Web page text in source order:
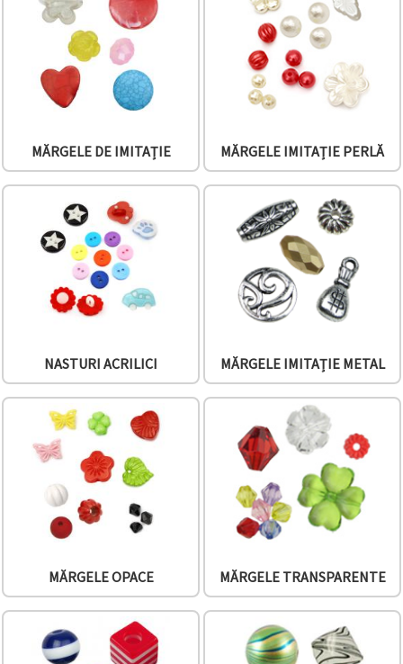
conținut și
inclusiv cu
ajutorul
partenerilor
marketing.
urile făcând
un tip de
cookie -uri
dat și
făcând clic
pe butonul
Аcceptati
toate!
MĂRGELE DE IMITAȚIE MĂRGELE IMITAȚIE PERLĂ
NASTURI ACRILICI MĂRGELE IMITAȚIE METAL
MĂRGELE OPACE MĂRGELE TRANSPARENTE